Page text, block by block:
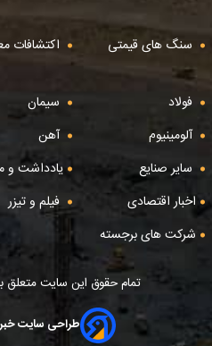
سنگ های قیمتی
اکتشافات
فولاد
سیمان
آلومینیوم
آهن
سایر صنایع
یادداشت و
اخبار اقتصادی
فیلم و تیزر
شرکت های برجسته
تمام حقوق این سایت متعلق
طراحی سایت